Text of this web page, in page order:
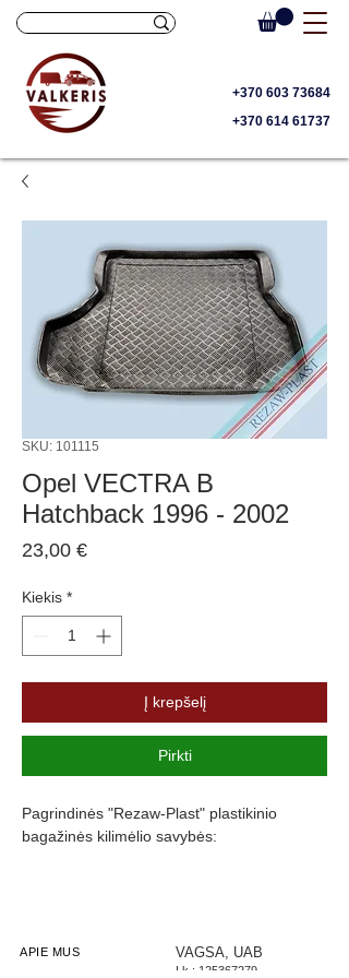
+370 603 73684
+370 614 61737
SKU: 101115
Opel VECTRA B
Hatchback 1996 - 2002
23,00 €Price
Kiekis *
Į krepšelį
Pirkti
Pagrindinės "Rezaw-Plast" plastikinio
bagažinės kilimėlio savybės:
Pagamintas iš polietileno
Turi gofruotą paviršių
APIE MUS
VAGSA, UAB
Į.k.: 125367279